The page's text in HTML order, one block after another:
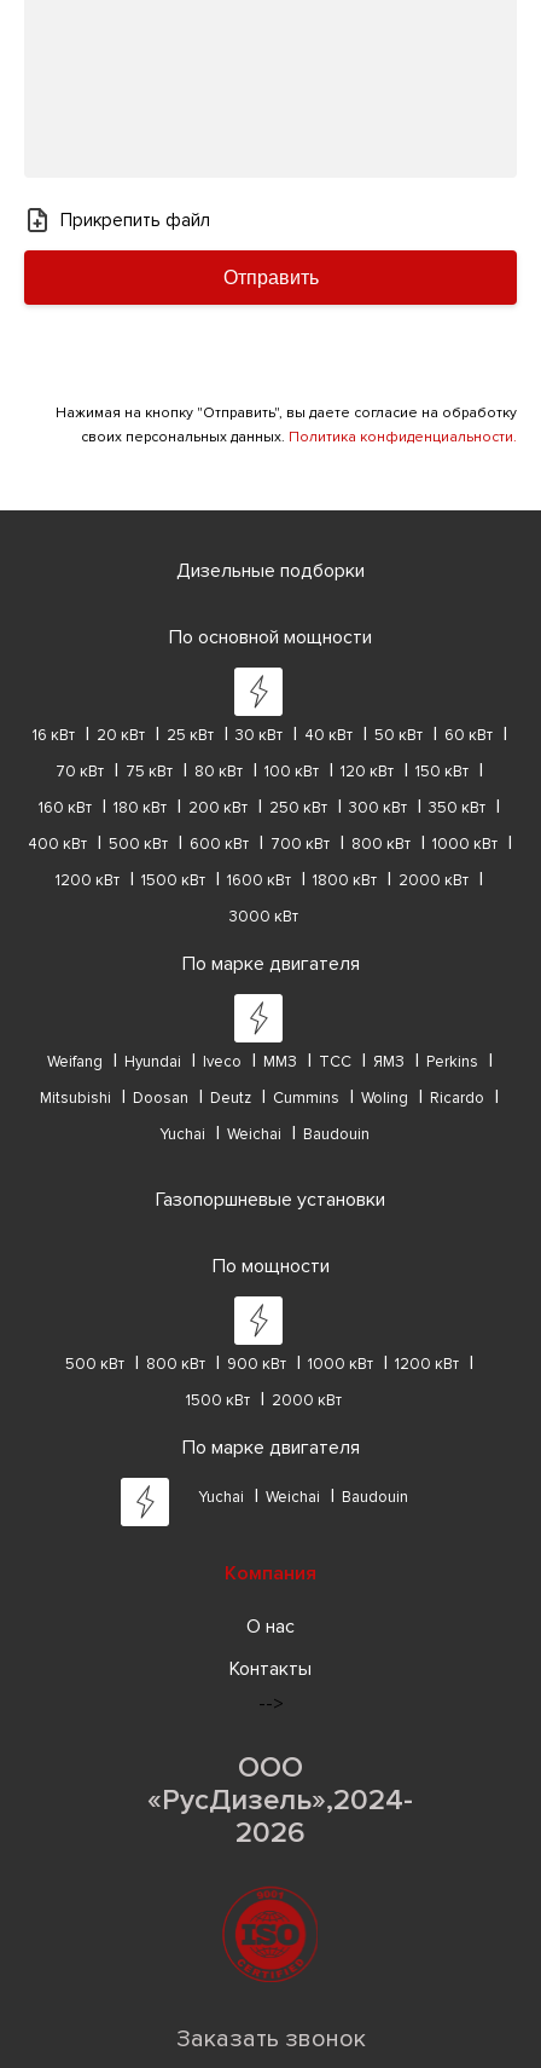
Прикрепить файл
Отправить
Нажимая на кнопку "Отправить", вы даете согласие на обработку
своих персональных данных. Политика конфиденциальности.
Дизельные подборки
По основной мощности
16 кВт 20 кВт 25 кВт 30 кВт 40 кВт 50 кВт
60 кВт
70 кВт
75 кВт 80 кВт 100 кВт 120 кВт
150 кВт
160 кВт
180 кВт 200 кВт 250 кВт 300 кВт
350 кВт
400 кВт
500 кВт 600 кВт 700 кВт 800 кВт
1000 кВт
1200 кВт
1500 кВт 1600 кВт 1800 кВт
2000 кВт
3000 кВт
По марке двигателя
Weifang Hyundai Iveco ММЗ ТСС ЯМЗ
Perkins
Mitsubishi
Doosan Deutz Cummins Woling
Ricardo
Yuchai
Weichai Baudouin
Газопоршневые установки
По мощности
500 кВт 800 кВт 900 кВт 1000 кВт
1200 кВт
1500 кВт
2000 кВт
По марке двигателя
Yuchai Weichai Baudouin
Компания
О нас
Контакты
-->
ООО
«РусДизель»,2024-
2026
Заказать звонок